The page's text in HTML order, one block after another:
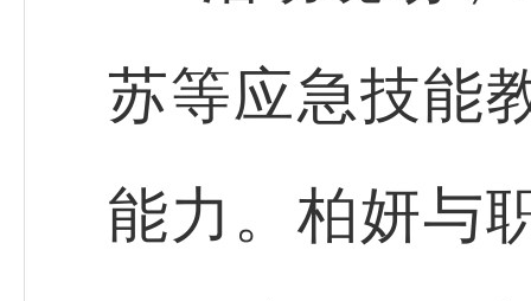
苏等应急技能
能力。柏妍与